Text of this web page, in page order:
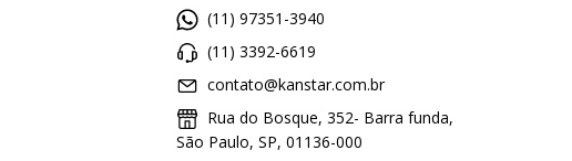
(11) 97351-3940
(11) 3392-6619
contato@kanstar.com.br
Rua do Bosque, 352- Barra funda,
São Paulo, SP, 01136-000